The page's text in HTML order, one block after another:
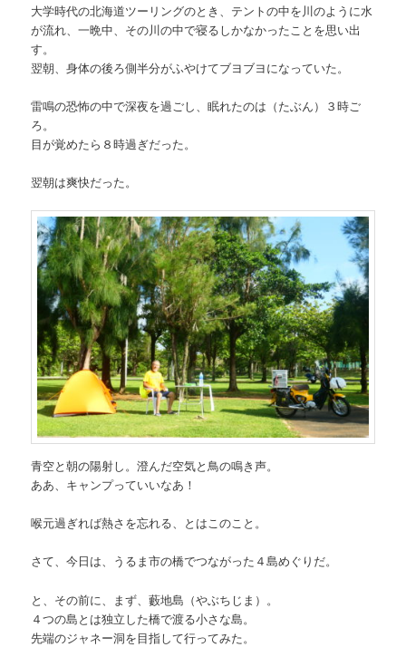
大学時代の北海道ツーリングのとき、テントの中を川のように水
が流れ、一晩中、その川の中で寝るしかなかったことを思い出
す。
翌朝、身体の後ろ側半分がふやけてブヨブヨになっていた。
雷鳴の恐怖の中で深夜を過ごし、眠れたのは（たぶん）３時ご
ろ。
目が覚めたら８時過ぎだった。
翌朝は爽快だった。
青空と朝の陽射し。澄んだ空気と鳥の鳴き声。
ああ、キャンプっていいなあ！
喉元過ぎれば熱さを忘れる、とはこのこと。
さて、今日は、うるま市の橋でつながった４島めぐりだ。
と、その前に、まず、藪地島（やぶちじま）。
４つの島とは独立した橋で渡る小さな島。
先端のジャネー洞を目指して行ってみた。